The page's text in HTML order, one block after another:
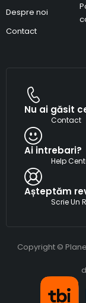
Despre noi
Contact
Nu ai găsit
Contact
Ai intrebari?
Help
Așteptăm
Scrie Un
Copyright ©